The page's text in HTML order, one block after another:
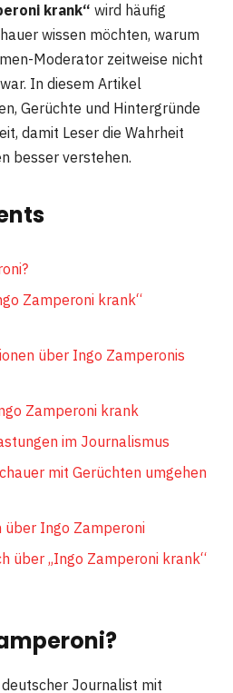
krank“ wird häufig
wissen möchten, warum
Moderator zeitweise nicht
In diesem Artikel
Gerüchte und Hintergründe
damit Leser die Wahrheit
besser verstehen.
Zamperoni krank“
über Ingo Zamperonis
Zamperoni krank
im Journalismus
mit Gerüchten umgehen
Ingo Zamperoni
über „Ingo Zamperoni krank“
Journalist mit